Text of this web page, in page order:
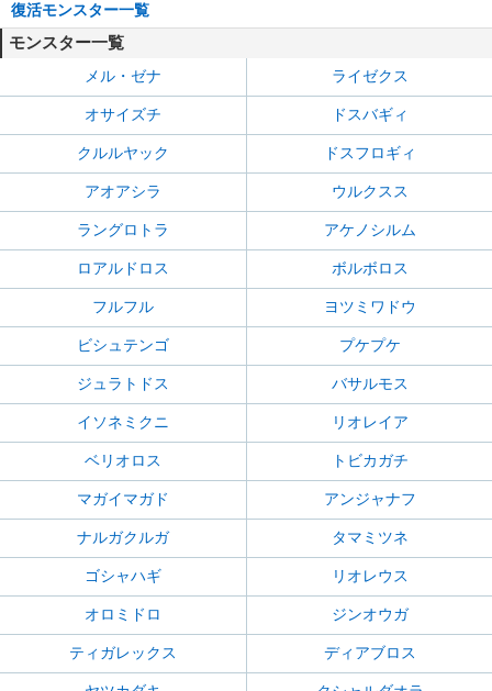
復活モンスター一覧
モンスター一覧
メル・ゼナ ライゼクス
オサイズチ ドスバギィ
クルルヤック ドスフロギィ
アオアシラ ウルクスス
ラングロトラ アケノシルム
ロアルドロス ボルボロス
フルフル ヨツミワドウ
ビシュテンゴ プケプケ
ジュラトドス バサルモス
イソネミクニ リオレイア
ベリオロス トビカガチ
マガイマガド アンジャナフ
ナルガクルガ タマミツネ
ゴシャハギ リオレウス
オロミドロ ジンオウガ
ティガレックス ディアブロス